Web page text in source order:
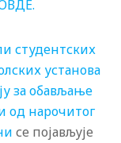
студентских
установа
за обављање
од нарочитог
се појављује